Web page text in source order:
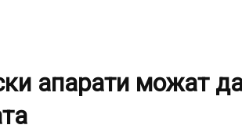
апарати можат да